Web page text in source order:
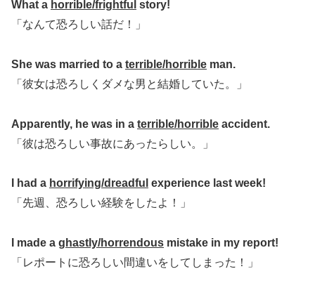
What a horrible/frightful story!
「なんて恐ろしい話だ！」
She was married to a terrible/horrible man.
「彼女は恐ろしくダメな男と結婚していた。」
Apparently, he was in a terrible/horrible accident.
「彼は恐ろしい事故にあったらしい。」
I had a horrifying/dreadful experience last week!
「先週、恐ろしい経験をしたよ！」
I made a ghastly/horrendous mistake in my report!
「レポートに恐ろしい間違いをしてしまった！」